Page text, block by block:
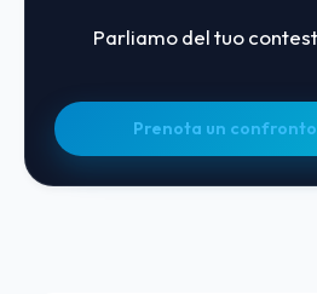
Parliamo del tuo
Prenota un